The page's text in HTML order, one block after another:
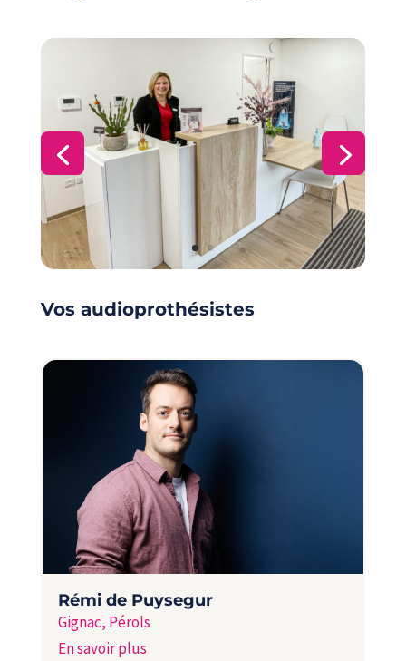
Vos audioprothésistes
Rémi de Puysegur
Gignac, Pérols
En savoir plus